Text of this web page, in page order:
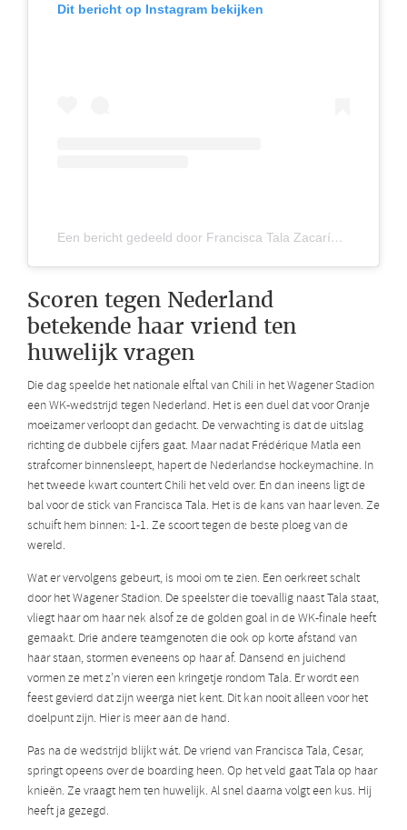
Dit bericht op Instagram bekijken
Een bericht gedeeld door Francisca Tala Zacarías (@panchitala)
Scoren tegen Nederland
betekende haar vriend ten
huwelijk vragen
Die dag speelde het nationale elftal van Chili in het Wagener Stadion
een WK-wedstrijd tegen Nederland. Het is een duel dat voor Oranje
moeizamer verloopt dan gedacht. De verwachting is dat de uitslag
richting de dubbele cijfers gaat. Maar nadat Frédérique Matla een
strafcorner binnensleept, hapert de Nederlandse hockeymachine. In
het tweede kwart countert Chili het veld over. En dan ineens ligt de
bal voor de stick van Francisca Tala. Het is de kans van haar leven. Ze
schuift hem binnen: 1-1. Ze scoort tegen de beste ploeg van de
wereld.
Wat er vervolgens gebeurt, is mooi om te zien. Een oerkreet schalt
door het Wagener Stadion. De speelster die toevallig naast Tala staat,
vliegt haar om haar nek alsof ze de golden goal in de WK-finale heeft
gemaakt. Drie andere teamgenoten die ook op korte afstand van
haar staan, stormen eveneens op haar af. Dansend en juichend
vormen ze met z’n vieren een kringetje rondom Tala. Er wordt een
feest gevierd dat zijn weerga niet kent. Dit kan nooit alleen voor het
doelpunt zijn. Hier is meer aan de hand.
Pas na de wedstrijd blijkt wát. De vriend van Francisca Tala, Cesar,
springt opeens over de boarding heen. Op het veld gaat Tala op haar
knieën. Ze vraagt hem ten huwelijk. Al snel daarna volgt een kus. Hij
heeft ja gezegd.